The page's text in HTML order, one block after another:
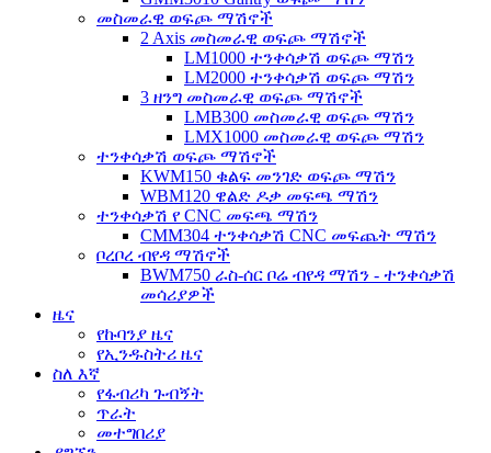
መስመራዊ ወፍጮ ማሽኖች
2 Axis መስመራዊ ወፍጮ ማሽኖች
LM1000 ተንቀሳቃሽ ወፍጮ ማሽን
LM2000 ተንቀሳቃሽ ወፍጮ ማሽን
3 ዘንግ መስመራዊ ወፍጮ ማሽኖች
LMB300 መስመራዊ ወፍጮ ማሽን
LMX1000 መስመራዊ ወፍጮ ማሽን
ተንቀሳቃሽ ወፍጮ ማሽኖች
KWM150 ቁልፍ መንገድ ወፍጮ ማሽን
WBM120 ዌልድ ዶቃ መፍጫ ማሽን
ተንቀሳቃሽ የ CNC መፍጫ ማሽን
CMM304 ተንቀሳቃሽ CNC መፍጨት ማሽን
ቦረቦረ ብየዳ ማሽኖች
BWM750 ራስ-ሰር ቦሬ ብየዳ ማሽን - ተንቀሳቃሽ
መሳሪያዎች
ዜና
የኩባንያ ዜና
የኢንዱስትሪ ዜና
ስለ እኛ
የፋብሪካ ጉብኝት
ጥራት
መተግበሪያ